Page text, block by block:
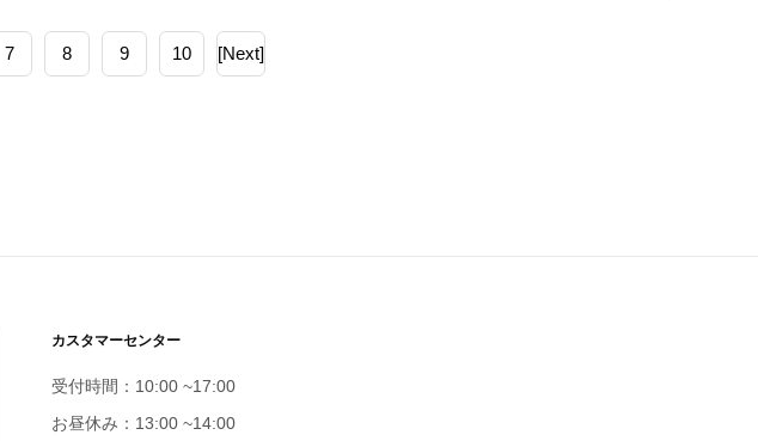
7 8 9 10 [Next]
カスタマーセンター
受付時間：10:00 ~17:00
お昼休み：13:00 ~14:00